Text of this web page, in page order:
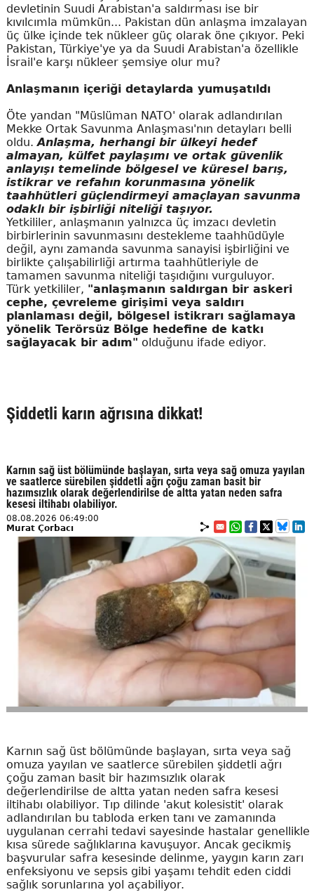
devletinin Suudi Arabistan'a saldırması ise bir
kıvılcımla mümkün... Pakistan dün anlaşma imzalayan
üç ülke içinde tek nükleer güç olarak öne çıkıyor. Peki
Pakistan, Türkiye'ye ya da Suudi Arabistan'a özellikle
İsrail'e karşı nükleer şemsiye olur mu?
Anlaşmanın içeriği detaylarda yumuşatıldı
Öte yandan "Müslüman NATO' olarak adlandırılan
Mekke Ortak Savunma Anlaşması'nın detayları belli
oldu.Anlaşma, herhangi bir ülkeyi hedef
almayan, külfet paylaşımı ve ortak güvenlik
anlayışı temelinde bölgesel ve küresel barış,
istikrar ve refahın korunmasına yönelik
taahhütleri güçlendirmeyi amaçlayan savunma
odaklı bir işbirliği niteliği taşıyor.
Yetkililer, anlaşmanın yalnızca üç imzacı devletin
birbirlerinin savunmasını destekleme taahhüdüyle
değil, aynı zamanda savunma sanayisi işbirliğini ve
birlikte çalışabilirliği artırma taahhütleriyle de
tamamen savunma niteliği taşıdığını vurguluyor.
Türk yetkililer, "anlaşmanın saldırgan bir askeri
cephe, çevreleme girişimi veya saldırı
planlaması değil, bölgesel istikrarı sağlamaya
yönelik Terörsüz Bölge hedefine de katkı
sağlayacak bir adım" olduğunu ifade ediyor.
Şiddetli karın ağrısına dikkat!
Karnın sağ üst bölümünde başlayan, sırta veya sağ omuza yayılan
ve saatlerce sürebilen şiddetli ağrı çoğu zaman basit bir
hazımsızlık olarak değerlendirilse de altta yatan neden safra
kesesi iltihabı olabiliyor.
08.08.2026 06:49:00
Murat Çorbacı
Karnın sağ üst bölümünde başlayan, sırta veya sağ
omuza yayılan ve saatlerce sürebilen şiddetli ağrı
çoğu zaman basit bir hazımsızlık olarak
değerlendirilse de altta yatan neden safra kesesi
iltihabı olabiliyor. Tıp dilinde 'akut kolesistit' olarak
adlandırılan bu tabloda erken tanı ve zamanında
uygulanan cerrahi tedavi sayesinde hastalar genellikle
kısa sürede sağlıklarına kavuşuyor. Ancak gecikmiş
başvurular safra kesesinde delinme, yaygın karın zarı
enfeksiyonu ve sepsis gibi yaşamı tehdit eden ciddi
sağlık sorunlarına yol açabiliyor.